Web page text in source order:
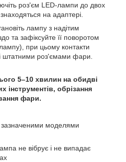
роз'єм LED-лампи до двох
знаходяться на адаптері.
лампу з надітим
та зафіксуйте її поворотом
при цьому контакти
штатними роз'ємами фари.
5–10 хвилин на обидві
обрізання
фари.
зазначеними моделями
не вібрує і не випадає